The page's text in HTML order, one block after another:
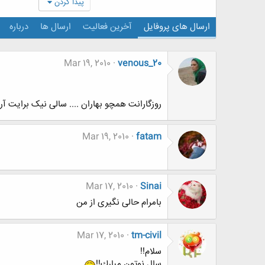
پیدا کردن
ارسال های پروفایل آخرین فعالیت ارسال ها درباره
venous_20
Mar 19, 2010
روزگارانت همچو بهاران .... سالی نیک برایت
fatam
Mar 19, 2010
Sinai
Mar 17, 2010
بامرام حالی نگیری از من
tm-civil
Mar 17, 2010
سلام!!